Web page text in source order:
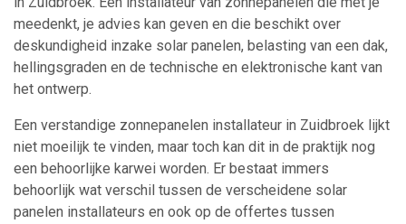
meedenkt, je advies kan geven en die beschikt over
deskundigheid inzake solar panelen, belasting van een dak,
hellingsgraden en de technische en elektronische kant van
het ontwerp.
Een verstandige zonnepanelen installateur in Zuidbroek lijkt
niet moeilijk te vinden, maar toch kan dit in de praktijk nog
een behoorlijke karwei worden. Er bestaat immers
behoorlijk wat verschil tussen de verscheidene solar
panelen installateurs en ook op de offertes tussen